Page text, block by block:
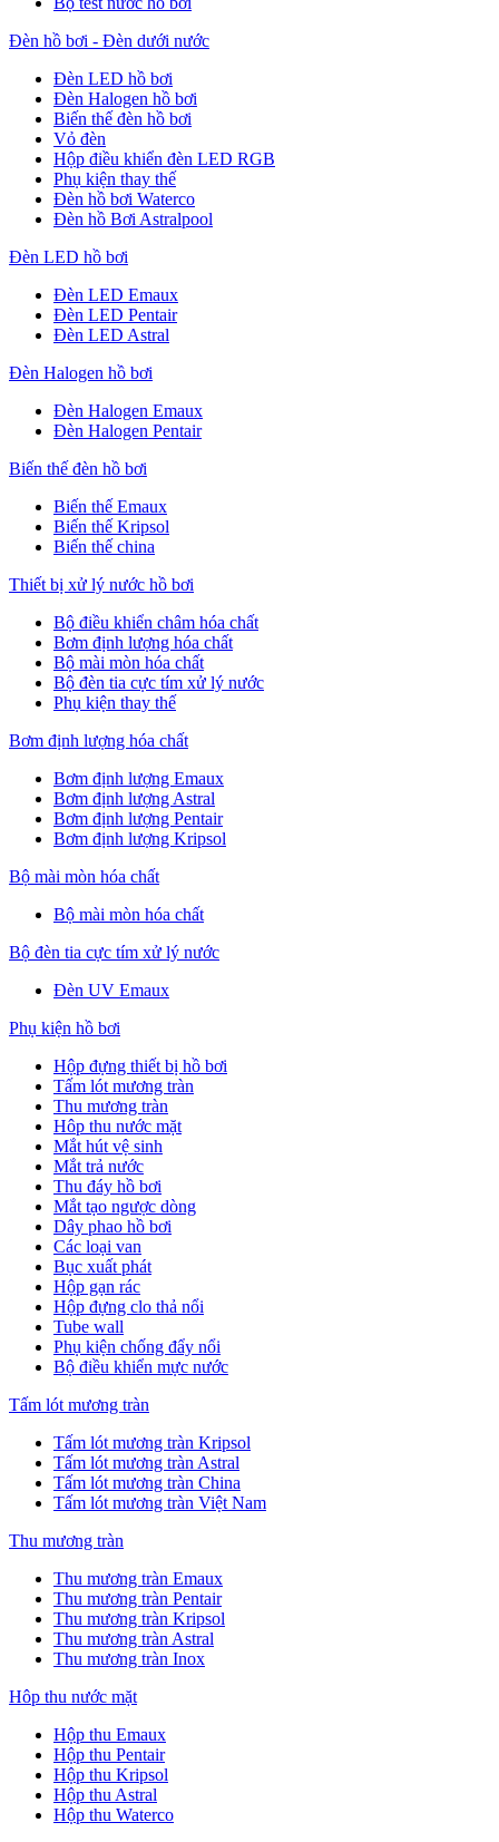
Đèn hồ bơi - Đèn dưới nước
Đèn LED hồ bơi
Đèn Halogen hồ bơi
Biến thế đèn hồ bơi
Vỏ đèn
Hộp điều khiển đèn LED RGB
Phụ kiện thay thế
Đèn hồ bơi Waterco
Đèn hồ Bơi Astralpool
Đèn LED hồ bơi
Đèn LED Emaux
Đèn LED Pentair
Đèn LED Astral
Đèn Halogen hồ bơi
Đèn Halogen Emaux
Đèn Halogen Pentair
Biến thế đèn hồ bơi
Biến thế Emaux
Biến thế Kripsol
Biến thế china
Thiết bị xử lý nước hồ bơi
Bộ điều khiển châm hóa chất
Bơm định lượng hóa chất
Bộ mài mòn hóa chất
Bộ đèn tia cực tím xử lý nước
Phụ kiện thay thế
Bơm định lượng hóa chất
Bơm định lượng Emaux
Bơm định lượng Astral
Bơm định lượng Pentair
Bơm định lượng Kripsol
Bộ mài mòn hóa chất
Bộ mài mòn hóa chất
Bộ đèn tia cực tím xử lý nước
Đèn UV Emaux
Phụ kiện hồ bơi
Hộp đựng thiết bị hồ bơi
Tấm lót mương tràn
Thu mương tràn
Hôp thu nước mặt
Mắt hút vệ sinh
Mắt trả nước
Thu đáy hồ bơi
Mắt tạo ngược dòng
Dây phao hồ bơi
Các loại van
Bục xuất phát
Hộp gạn rác
Hộp đựng clo thả nổi
Tube wall
Phụ kiện chống đẩy nổi
Bộ điều khiển mực nước
Tấm lót mương tràn
Tấm lót mương tràn Kripsol
Tấm lót mương tràn Astral
Tấm lót mương tràn China
Tấm lót mương tràn Việt Nam
Thu mương tràn
Thu mương tràn Emaux
Thu mương tràn Pentair
Thu mương tràn Kripsol
Thu mương tràn Astral
Thu mương tràn Inox
Hôp thu nước mặt
Hộp thu Emaux
Hộp thu Pentair
Hộp thu Kripsol
Hộp thu Astral
Hộp thu Waterco